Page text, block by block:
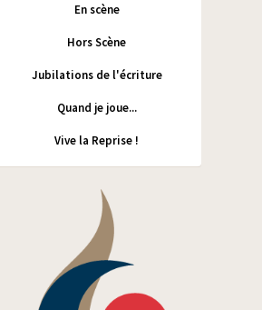
En scène
Hors Scène
Jubilations de l'écriture
Quand je joue...
Vive la Reprise !